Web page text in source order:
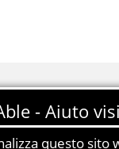
Descrizione